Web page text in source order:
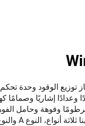
الوقود وحدة تحكم
وعدادًا إشاريًا وصمامًا
وفوهة وحامل